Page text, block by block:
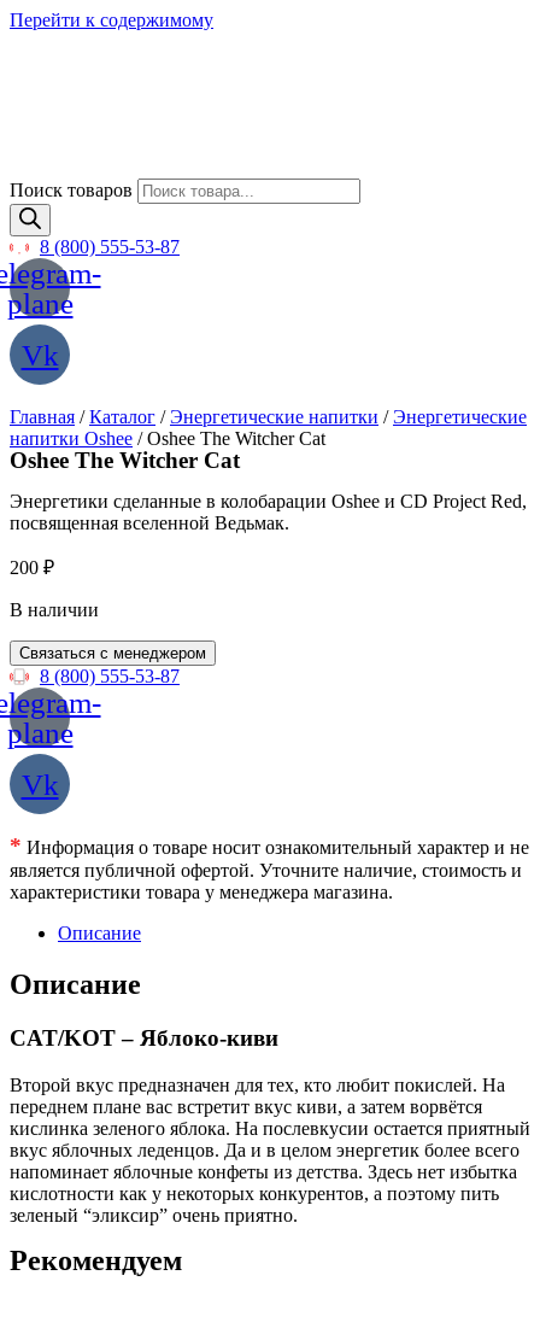
Перейти к содержимому
Поиск товаров
8 (800) 555-53-87
plane
Vk
Главная /Каталог /Энергетические напитки /Энергетические
напитки Oshee / Oshee The Witcher Cat
Oshee The Witcher Cat
Энергетики сделанные в колобарации Oshee и CD Project Red,
посвященная вселенной Ведьмак.
200 ₽
В наличии
Связаться с менеджером
8 (800) 555-53-87
plane
Vk
* Информация о товаре носит ознакомительный характер и не
является публичной офертой. Уточните наличие, стоимость и
характеристики товара у менеджера магазина.
Описание
Описание
CAT/KOT – Яблоко-киви
Второй вкус предназначен для тех, кто любит покислей. На
переднем плане вас встретит вкус киви, а затем ворвётся
кислинка зеленого яблока. На послевкусии остается приятный
вкус яблочных леденцов. Да и в целом энергетик более всего
напоминает яблочные конфеты из детства. Здесь нет избытка
кислотности как у некоторых конкурентов, а поэтому пить
зеленый “эликсир” очень приятно.
Рекомендуем